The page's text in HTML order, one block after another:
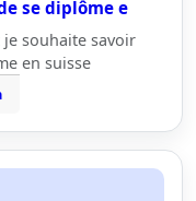
se diplôme e
souhaite savoir
en suisse